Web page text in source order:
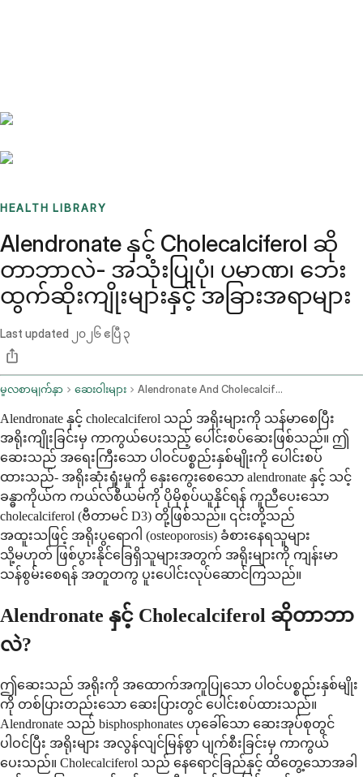
HEALTH LIBRARY
Alendronate နှင့် Cholecalciferol ဆို
တာဘာလဲ- အသုံးပြုပုံ၊ ပမာဏ၊ ဘေး
ထွက်ဆိုးကျိုးများနှင့် အခြားအရာများ
Last updated ၂၀၂၆ ဧပြီ ၃
မူလစာမျက်နှာ ဆေးဝါးများ Alendronate And Cholecalciferol Oral Route
Alendronate နှင့် cholecalciferol သည် အရိုးများကို သန်မာစေပြီး
အရိုးကျိုးခြင်းမှ ကာကွယ်ပေးသည့် ပေါင်းစပ်ဆေးဖြစ်သည်။ ဤ
ဆေးသည် အရေးကြီးသော ပါဝင်ပစ္စည်းနှစ်မျိုးကို ပေါင်းစပ်
ထားသည်- အရိုးဆုံးရှုံးမှုကို နှေးကွေးစေသော alendronate နှင့် သင့်
ခန္ဓာကိုယ်က ကယ်လ်စီယမ်ကို ပိုမိုစုပ်ယူနိုင်ရန် ကူညီပေးသော
cholecalciferol (ဗီတာမင် D3) တို့ဖြစ်သည်။ ၎င်းတို့သည်
အထူးသဖြင့် အရိုးပွရောဂါ (osteoporosis) ခံစားနေရသူများ
သို့မဟုတ် ဖြစ်ပွားနိုင်ခြေရှိသူများအတွက် အရိုးများကို ကျန်းမာ
သန်စွမ်းစေရန် အတူတကွ ပူးပေါင်းလုပ်ဆောင်ကြသည်။
Alendronate နှင့် Cholecalciferol ဆိုတာဘာ
လဲ?
ဤဆေးသည် အရိုးကို အထောက်အကူပြုသော ပါဝင်ပစ္စည်းနှစ်မျိုး
ကို တစ်ပြားတည်းသော ဆေးပြားတွင် ပေါင်းစပ်ထားသည်။
Alendronate သည် bisphosphonates ဟုခေါ်သော ဆေးအုပ်စုတွင်
ပါဝင်ပြီး အရိုးများ အလွန်လျင်မြန်စွာ ပျက်စီးခြင်းမှ ကာကွယ်
ပေးသည်။ Cholecalciferol သည် နေရောင်ခြည်နှင့် ထိတွေ့သောအခါ